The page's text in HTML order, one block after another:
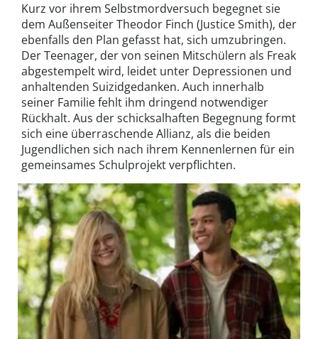
Kurz vor ihrem Selbstmordversuch begegnet sie
dem Außenseiter Theodor Finch (Justice Smith), der
ebenfalls den Plan gefasst hat, sich umzubringen.
Der Teenager, der von seinen Mitschülern als Freak
abgestempelt wird, leidet unter Depressionen und
anhaltenden Suizidgedanken. Auch innerhalb
seiner Familie fehlt ihm dringend notwendiger
Rückhalt. Aus der schicksalhaften Begegnung formt
sich eine überraschende Allianz, als die beiden
Jugendlichen sich nach ihrem Kennenlernen für ein
gemeinsames Schulprojekt verpflichten.